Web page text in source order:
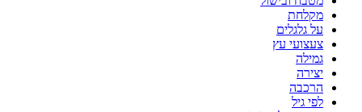
מקלחת
על גלגלים
צעצועי עץ
גמילה
יצירה
הרכבה
לפי גיל